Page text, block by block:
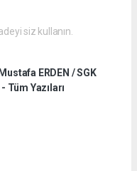
siz kullanın.
ERDEN / SGK
Tüm Yazıları